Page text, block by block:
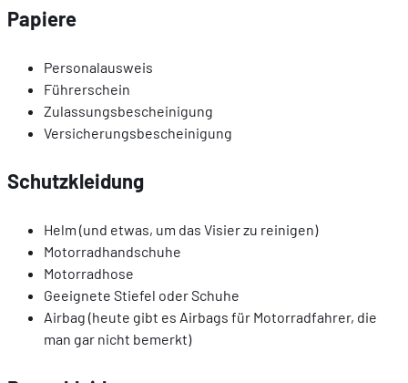
Papiere
Personalausweis
Führerschein
Zulassungsbescheinigung
Versicherungsbescheinigung
Schutzkleidung
Helm (und etwas, um das Visier zu reinigen)
Motorradhandschuhe
Motorradhose
Geeignete Stiefel oder Schuhe
Airbag (heute gibt es Airbags für Motorradfahrer, die
man gar nicht bemerkt)